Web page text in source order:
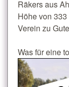
Räkers aus
Höhe von
Verein zu
Was für eine